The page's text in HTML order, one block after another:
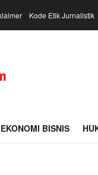
Kode Etik Jurnalistik
EKONOMI BISNIS